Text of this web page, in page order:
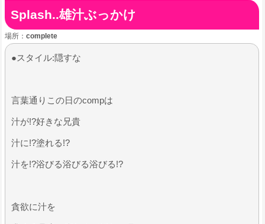
Splash..雄汁ぶっかけ
場所： complete
●スタイル:隠すな
言葉通りこの日のcompは
​汁が!?好きな兄貴
汁に!?塗れる!?
汁を!?浴びる浴びる浴びる!?
貪欲に汁を